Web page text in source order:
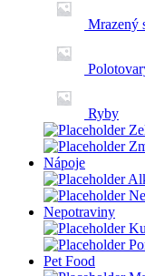
Mrazený
Ryby
Nápoje
Nepotraviny
Pet Food